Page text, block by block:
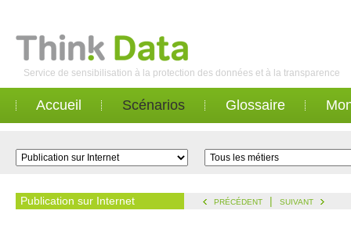
Service de sensibilisation à la protection des données et à la transparence
Accueil Scénarios Glossaire
Publication sur Internet PRÉCÉDENT | SUIVANT